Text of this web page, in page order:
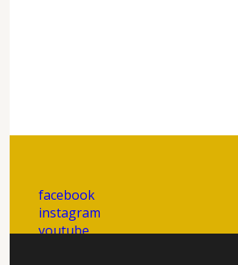
facebook
instagram
youtube